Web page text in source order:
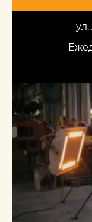
ул.